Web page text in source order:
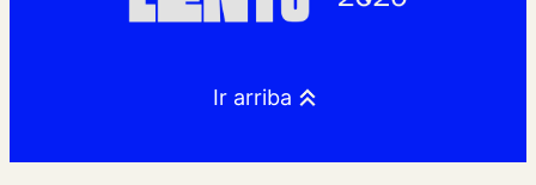
Ir arriba